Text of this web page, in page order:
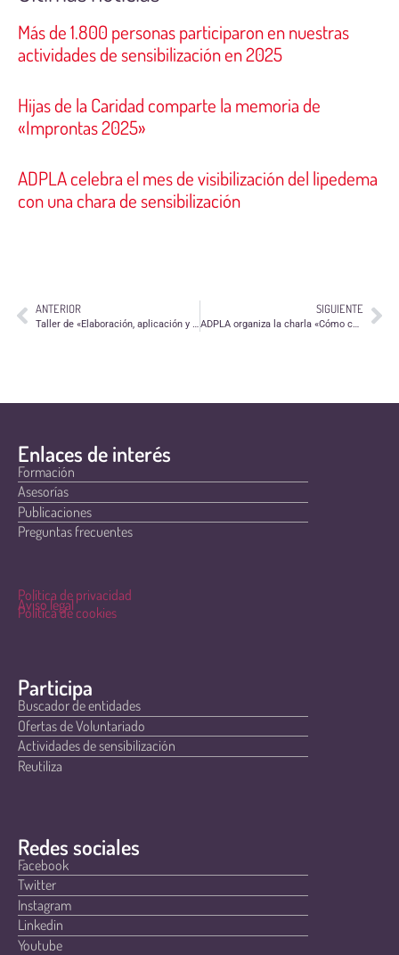
Más de 1.800 personas participaron en nuestras
actividades de sensibilización en 2025
Hijas de la Caridad comparte la memoria de
«Improntas 2025»
ADPLA celebra el mes de visibilización del lipedema
con una chara de sensibilización
ANTERIOR
Taller de «Elaboración, aplicación y desarrollo de Planes de Voluntariado» para responsables de voluntariado
SIGUIENTE
ADPLA organiza la charla «Cómo conocerse y cuidarse a uno mismo»
Enlaces de interés
Formación
Asesorías
Publicaciones
Preguntas frecuentes
Política de privacidad
Aviso legal
Política de cookies
Participa
Buscador de entidades
Ofertas de Voluntariado
Actividades de sensibilización
Reutiliza
Redes sociales
Facebook
Twitter
Instagram
Linkedin
Youtube